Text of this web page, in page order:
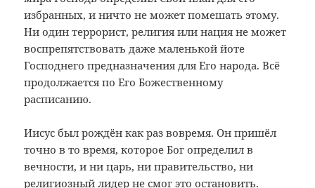
избранных, и ничто не может помешать этому.
Ни один террорист, религия или нация не может
воспрепятствовать даже маленькой йоте
Господнего предназначения для Его народа. Всё
продолжается по Его Божественному
расписанию.
Иисус был рождён как раз вовремя. Он пришёл
точно в то время, которое Бог определил в
вечности, и ни царь, ни правительство, ни
религиозный лидер не смог это остановить.